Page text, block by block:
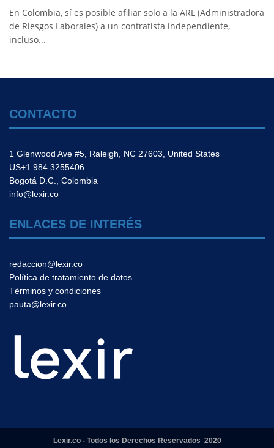
En Colombia, sí es posible afiliar solo a la ARL (Administradora
de Riesgos Laborales) a un contratista independiente,
incluso...
CONTACTO
1 Glenwood Ave #5, Raleigh, NC 27603, United States
US+1 984 3255406
Bogotá D.C., Colombia
info@lexir.co
ENLACES DE INTERÉS
redaccion@lexir.co
Política de tratamiento de datos
Términos y condiciones
pauta@lexir.co
Lexir.co - Todos los Derechos Reservados 2020